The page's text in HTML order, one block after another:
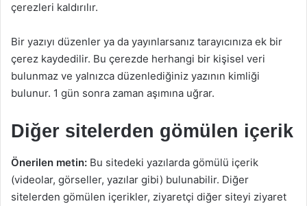
çerezleri kaldırılır.
Bir yazıyı düzenler ya da yayınlarsanız tarayıcınıza ek bir
çerez kaydedilir. Bu çerezde herhangi bir kişisel veri
bulunmaz ve yalnızca düzenlediğiniz yazının kimliği
bulunur. 1 gün sonra zaman aşımına uğrar.
Diğer sitelerden gömülen içerik
Önerilen metin: Bu sitedeki yazılarda gömülü içerik
(videolar, görseller, yazılar gibi) bulunabilir. Diğer
sitelerden gömülen içerikler, ziyaretçi diğer siteyi ziyaret